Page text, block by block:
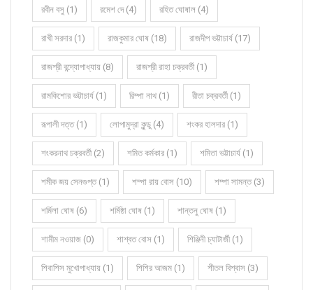
রবীন বসু (1) রমেশ দে (4) রহিত ঘোষাল (4)
রাখী সরদার (1) রাজকুমার ঘোষ (18) রাজদীপ ভট্টাচার্য (17)
রাজশ্রী বন্দ্যোপাধ্যায় (8) রাজশ্রী রাহা চক্রবর্তী (1)
রামকিশোর ভট্টাচার্য (1) রিম্পা নাথ (1) রীতা চক্রবর্তী (1)
রূপালী দত্ত (1) লোপামুদ্রা কুন্ডু (4) শংকর হালদার (1)
শংকরনাথ চক্রবর্তী (2) শমিত কর্মকার (1) শমিতা ভট্টাচার্য (1)
শমীক জয় সেনগুপ্ত (1) শম্পা রায় বোস (10) শম্পা সামন্ত (3)
শর্মিলা ঘোষ (6) শর্মিষ্ঠা ঘোষ (1) শান্তনু ঘোষ (1)
শামীম নওয়াজ (0) শাশ্বত বোস (1) শিঞ্জিনী চ্যাটার্জী (1)
শিবাশিস মুখোপাধ্যায় (1) শিশির আজম (1) শীতল বিশ্বাস (3)